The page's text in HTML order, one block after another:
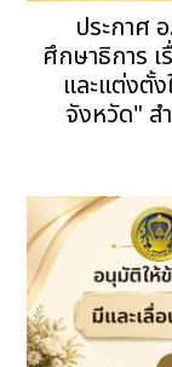
ประกาศ
ศึกษาธิการ
และแต่งตั้
จังหวัด" ส